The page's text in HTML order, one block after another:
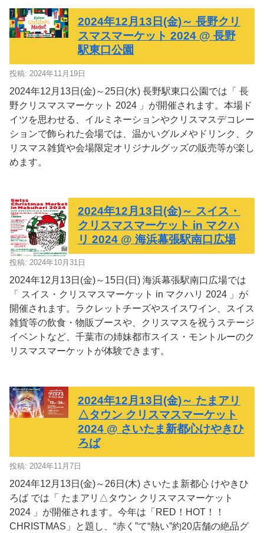
2024年12月13日(金)～ 長野クリ
スマスマーケット 2024 @ 長野
駅東口公園
投稿: 2024年11月19日
2024年12月13日(金)～25日(水) 長野駅東口公園では「 長
野クリスマスマーケット 2024 」が開催されます。本場ド
イツを思わせる、イルミネーションやクリスマスデコレー
ションで飾られた会場では、温かいグルメやドリンク、ク
リスマス雑貨や会場限定オリジナルグッズの販売等が楽し
めます。
2024年12月13日(金)～ スイス・
クリスマスマーケット in マクハ
リ 2024 @ 海浜幕張駅南口広場
投稿: 2024年10月31日
2024年12月13日(金)～15日(日) 海浜幕張駅南口広場では
「 スイス・クリスマスマーケット in マクハリ 2024 」が
開催されます。ラクレットチーズやスイスワイン、スイス
雑貨等の飲食・物販ブースや、クリスマスを祝うステージ
イベントなど、千葉市の姉妹都市スイス・モントルーのク
リスマスマーケットが体験できます。
2024年12月13日(金)～ たまアリ
△タウン クリスマスマーケット
2024 @ さいたま新都心けやきひ
ろば
投稿: 2024年11月7日
2024年12月13日(金)～26日(木) さいたま新都心 けやきひ
ろば では「 たまアリ△タウン クリスマスマーケット
2024 」が開催されます。今年は「RED！HOT！！
CHRISTMAS」と題し、“赤く”て“熱い”約20店舗の絶品グ